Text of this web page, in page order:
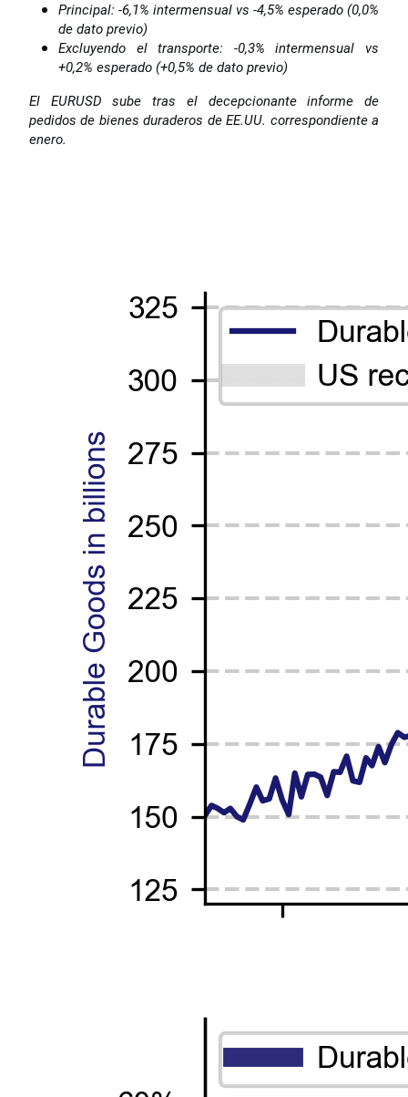
Principal: -6,1% intermensual vs -4,5% esperado (0,0%
de dato previo)
Excluyendo el transporte: -0,3% intermensual vs
+0,2% esperado (+0,5% de dato previo)
El EURUSD sube tras el decepcionante informe de
pedidos de bienes duraderos de EE.UU. correspondiente a
enero.